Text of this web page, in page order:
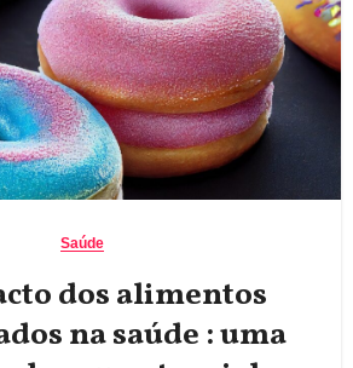
Saúde
dos alimentos
na saúde : uma